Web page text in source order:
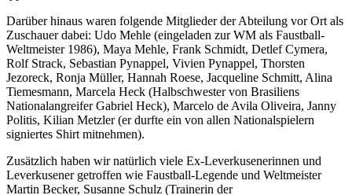
Darüber hinaus waren folgende Mitglieder der Abteilung vor Ort als
Zuschauer dabei: Udo Mehle (eingeladen zur WM als Faustball-
Weltmeister 1986), Maya Mehle, Frank Schmidt, Detlef Cymera,
Rolf Strack, Sebastian Pynappel, Vivien Pynappel, Thorsten
Jezoreck, Ronja Müller, Hannah Roese, Jacqueline Schmitt, Alina
Tiemesmann, Marcela Heck (Halbschwester von Brasiliens
Nationalangreifer Gabriel Heck), Marcelo de Avila Oliveira, Janny
Politis, Kilian Metzler (er durfte ein von allen Nationalspielern
signiertes Shirt mitnehmen).
Zusätzlich haben wir natürlich viele Ex-Leverkusenerinnen und
Leverkusener getroffen wie Faustball-Legende und Weltmeister
Martin Becker, Susanne Schulz (Trainerin der